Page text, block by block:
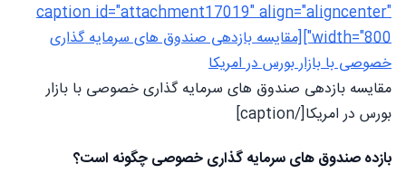
caption id="attachment17019" align="aligncenter"
width="800"][مقایسه بازدهی صندوق های سرمایه گذاری
خصوصی با بازار بورس در امریکا
مقایسه بازدهی صندوق های سرمایه گذاری خصوصی با بازار
بورس در امریکا[/caption]
بازده صندوق های سرمایه گذاری خصوصی چگونه است؟